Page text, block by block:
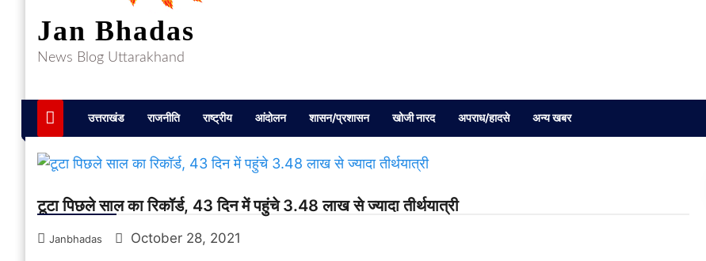
Jan Bhadas
News Blog Uttarakhand
उत्तराखंड राजनीति राष्ट्रीय आंदोलन शासन/प्रशासन खोजी नारद अपराध/हादसे अन्य खबर
टूटा पिछले साल का रिकॉर्ड, 43 दिन में पहुंचे 3.48 लाख से ज्यादा तीर्थयात्री
Janbhadas October 28, 2021